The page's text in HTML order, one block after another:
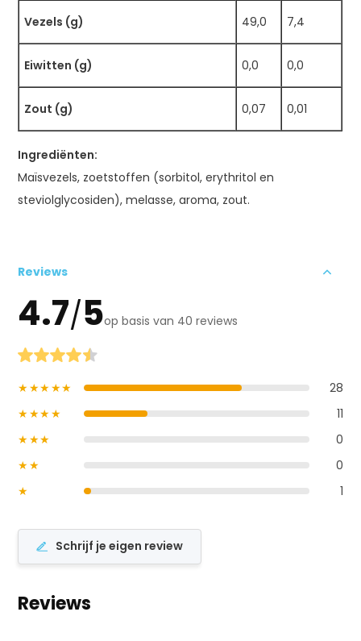
Vezels (g) 49,0 7,4
Eiwitten (g) 0,0 0,0
Zout (g) 0,07 0,01
Ingrediënten:
Maïsvezels, zoetstoffen (sorbitol, erythritol en
steviolglycosiden), melasse, aroma, zout.
Reviews
4.7/5op basis van 40 reviews
★★★★★
28
★★★★
11
★★★
0
★★
0
★
1
Schrijf je eigen review
Reviews